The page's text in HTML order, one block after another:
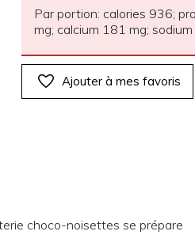
Par portion: calories 936;
mg; calcium 181 mg;
Ajouter à mes favoris
choco-noisettes se prépare